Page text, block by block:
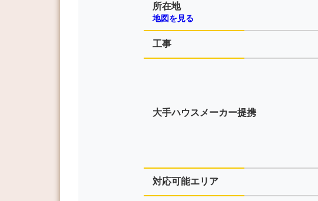
所在地
地図を見る
工事
大手ハウスメーカー提携
対応可能エリア